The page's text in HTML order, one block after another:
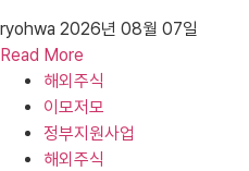
ryohwa 2026년 08월 07일
Read More
해외주식
이모저모
정부지원사업
해외주식